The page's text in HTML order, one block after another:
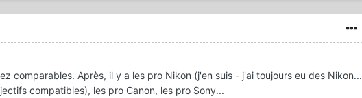
comparables. Après, il y a les pro Nikon (j'en suis - j'ai toujours eu des Nikon...
compatibles), les pro Canon, les pro Sony...